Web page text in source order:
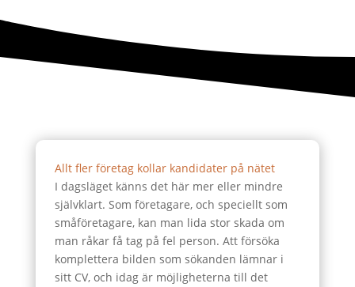
Allt fler företag kollar kandidater på nätet
I dagsläget känns det här mer eller mindre
självklart. Som företagare, och speciellt som
småföretagare, kan man lida stor skada om
man råkar få tag på fel person. Att försöka
komplettera bilden som sökanden lämnar i
sitt CV, och idag är möjligheterna till det